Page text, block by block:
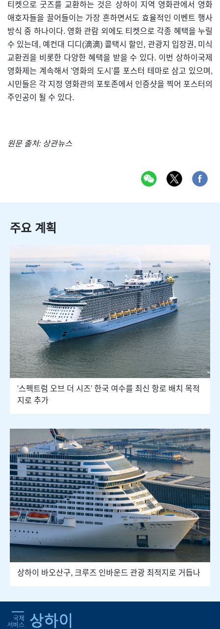
티켓으로 굿즈를 교환하는 것은 상하이 지역 영화관에서 영화
애호자들을 끌어들이는 가장 흔하면서도 효율적인 이벤트 행사
방식 중 하나이다. 영화 관람 외에도 티켓으로 각종 혜택을 누릴
수 있는데, 예컨대 디디(滴滴) 콜택시 할인, 관광지 입장권, 미식
교환권을 비롯한 다양한 혜택을 받을 수 있다. 이번 상하이국제
영화제는 계속해서 '영화의 도시'를 포스터 테마로 삼고 있으며,
시민들은 각 지정 영화관의 포토존에서 인증샷을 찍어 포스터의
주인공이 될 수 있다.
원문 출처: 상관뉴스
주요 계획
'스펙트럼 오브 더 시즈' 한국 여수를 최신 항로 배치 목적
지로 추가
상하이 바오산구, 크루즈 인바운드 관광 최적지로 거듭나